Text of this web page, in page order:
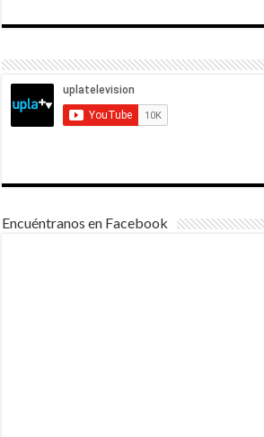
Encuéntranos en Facebook